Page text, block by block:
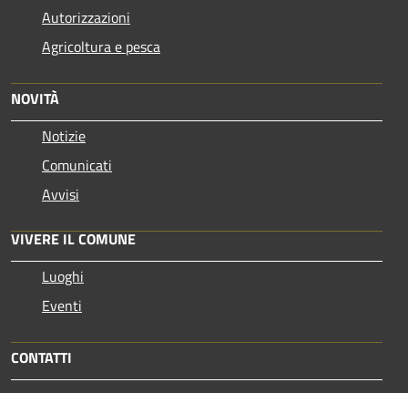
Autorizzazioni
Agricoltura e pesca
NOVITÀ
Notizie
Comunicati
Avvisi
VIVERE IL COMUNE
Luoghi
Eventi
CONTATTI